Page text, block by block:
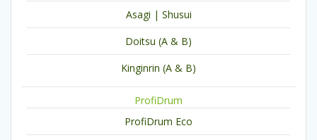
Asagi | Shusui
Doitsu (A & B)
Kinginrin (A & B)
ProfiDrum
ProfiDrum Eco